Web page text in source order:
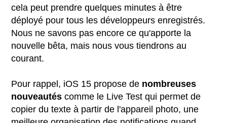
cela peut prendre quelques minutes à être
déployé pour tous les développeurs enregistrés.
Nous ne savons pas encore ce qu'apporte la
nouvelle bêta, mais nous vous tiendrons au
courant.
Pour rappel, iOS 15 propose de nombreuses
nouveautés comme le Live Test qui permet de
copier du texte à partir de l'appareil photo, une